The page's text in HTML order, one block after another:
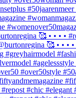
🥰 • • • •
#chic #elegant